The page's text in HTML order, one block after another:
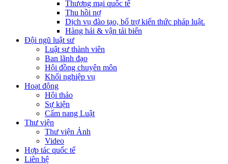
Thương mại quốc tế
Thu hồi nợ
Dịch vụ đào tạo, bổ trợ kiến thức pháp luật.
Hàng hải & vận tải biển
Đội ngũ luật sư
Luật sư thành viên
Ban lãnh đạo
Hội đồng chuyên môn
Khối nghiệp vụ
Hoạt động
Hội thảo
Sự kiện
Cẩm nang Luật
Thư viện
Thư viện Ảnh
Video
Hợp tác quốc tế
Liên hệ